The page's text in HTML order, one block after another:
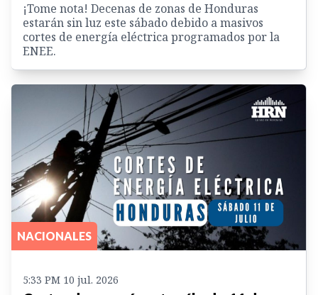
¡Tome nota! Decenas de zonas de Honduras
estarán sin luz este sábado debido a masivos
cortes de energía eléctrica programados por la
ENEE.
NACIONALES
5:33 PM 10 jul. 2026